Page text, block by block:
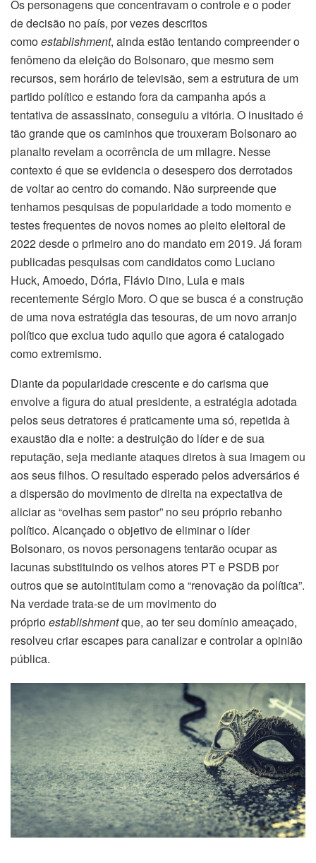
Os personagens que concentravam o controle e o poder
de decisão no país, por vezes descritos
comoestablishment, ainda estão tentando compreender o
fenômeno da eleição do Bolsonaro, que mesmo sem
recursos, sem horário de televisão, sem a estrutura de um
partido político e estando fora da campanha após a
tentativa de assassinato, conseguiu a vitória. O inusitado é
tão grande que os caminhos que trouxeram Bolsonaro ao
planalto revelam a ocorrência de um milagre. Nesse
contexto é que se evidencia o desespero dos derrotados
de voltar ao centro do comando. Não surpreende que
tenhamos pesquisas de popularidade a todo momento e
testes frequentes de novos nomes ao pleito eleitoral de
2022 desde o primeiro ano do mandato em 2019. Já foram
publicadas pesquisas com candidatos como Luciano
Huck, Amoedo, Dória, Flávio Dino, Lula e mais
recentemente Sérgio Moro. O que se busca é a construção
de uma nova estratégia das tesouras, de um novo arranjo
político que exclua tudo aquilo que agora é catalogado
como extremismo.
Diante da popularidade crescente e do carisma que
envolve a figura do atual presidente, a estratégia adotada
pelos seus detratores é praticamente uma só, repetida à
exaustão dia e noite: a destruição do líder e de sua
reputação, seja mediante ataques diretos à sua imagem ou
aos seus filhos. O resultado esperado pelos adversários é
a dispersão do movimento de direita na expectativa de
aliciar as “ovelhas sem pastor” no seu próprio rebanho
político. Alcançado o objetivo de eliminar o líder
Bolsonaro, os novos personagens tentarão ocupar as
lacunas substituindo os velhos atores PT e PSDB por
outros que se autointitulam como a “renovação da política”.
Na verdade trata-se de um movimento do
próprioestablishmentque, ao ter seu domínio ameaçado,
resolveu criar escapes para canalizar e controlar a opinião
pública.